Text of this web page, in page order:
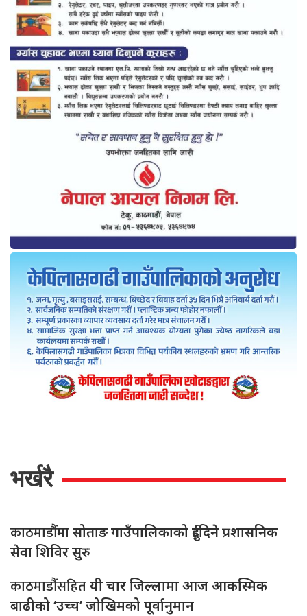
भर्खरै
काठमाडौंमासोताङ गाउँपालिकाको दुईदिने प्रशासनिक
सेवा शिविर सुरु
काठमाडौंसहितयी चार जिल्लामा आज आकस्मिक
बाढीको ‘उच्च’ जोखिमको पूर्वानुमान